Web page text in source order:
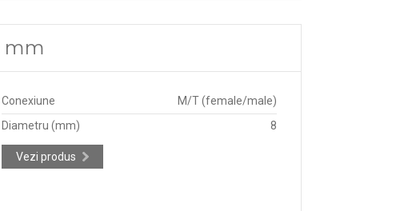
mm
Conexiune
M/T (female/male)
Diametru (mm)
8
Vezi produs